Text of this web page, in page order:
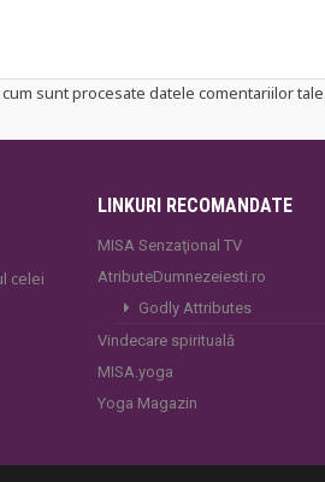
sunt procesate datele comentariilor tale.
celei
LINKURI RECOMANDATE
MISA Senzaţional TV
AtributeDumnezeiesti.ro
Godly Attributes
Vindecare spirituală
MISA.yoga
Yoga Magazin